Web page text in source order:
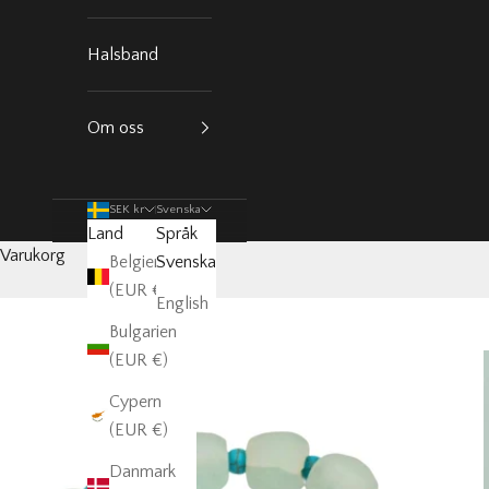
Halsband
Om oss
SEK kr
Land
Belgien
(EUR €)
Bulgarien
(EUR €)
Cypern
(EUR €)
Danmark
Svenska
Språk
Svenska
English
Varukorg